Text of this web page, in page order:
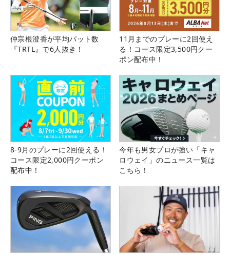
仲宗根澄香が平均パット数
『TRTL』で6人抜き！
11月までのプレーに2回使え
る！コース限定3,500円クー
ポン配布中！
8-9月のプレーに2回使える！
コース限定2,000円クーポン
配布中！
今年も男女プロが強い「キャ
ロウェイ」のニュース一覧は
こちら！